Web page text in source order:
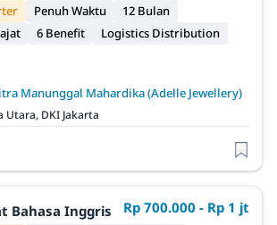
Penuh Waktu
12 Bulan
6 Benefit
Logistics Distribution
Manunggal Mahardika (Adelle Jewellery)
Utara, DKI Jakarta
Bahasa Inggris Rp 700.000 - Rp 1 jt